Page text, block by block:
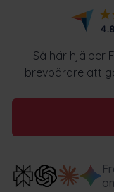
Så här hjälper
brevbärare att